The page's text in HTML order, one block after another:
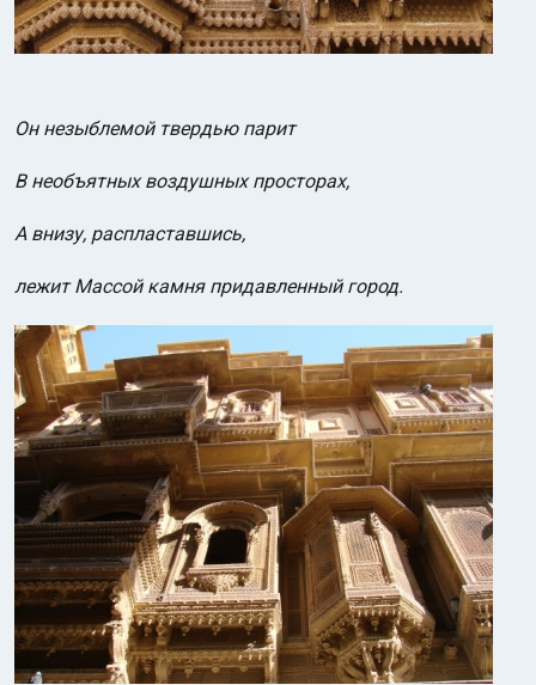
Он незыблемой твердью парит
В необъятных воздушных просторах,
А внизу, распластавшись,
лежит Массой камня придавленный город.